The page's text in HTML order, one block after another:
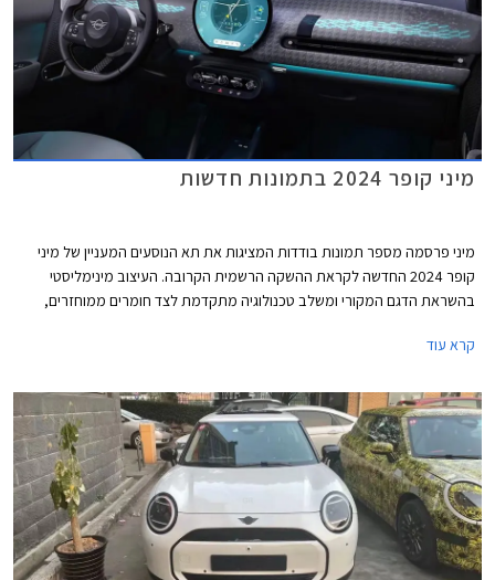
מיני קופר 2024 בתמונות חדשות
מיני פרסמה מספר תמונות בודדות המציגות את תא הנוסעים המעניין של מיני
קופר 2024 החדשה לקראת ההשקה הרשמית הקרובה. העיצוב מינימליסטי
בהשראת הדגם המקורי ומשלב טכנולוגיה מתקדמת לצד חומרים ממוחזרים,
קונספטואלי.
קרא עוד